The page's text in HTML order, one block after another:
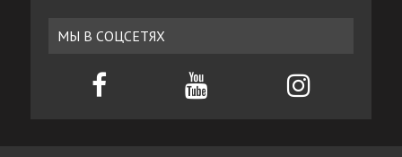
МЫ В СОЦСЕТЯХ